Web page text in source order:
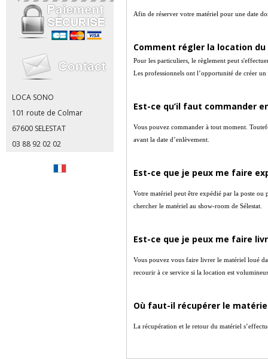
LOCA SONO
101 route de Colmar
67600 SELESTAT
03 88 92 02 02
Afin de réserver votre matériel pour une date
Comment régler la location
Pour les particuliers, le règlement peut
Les professionnels ont l’opportunité de créer
Est-ce qu’il faut commander
Vous pouvez commander à tout moment.
avant la date d’enlèvement.
Est-ce que je peux me faire
Votre matériel peut être expédié par la poste
chercher le matériel au show-room de Sélestat.
Est-ce que je peux me faire
Vous pouvez vous faire livrer le matériel loué
recourir à ce service si la location est
Où faut-il récupérer le
La récupération et le retour du matériel